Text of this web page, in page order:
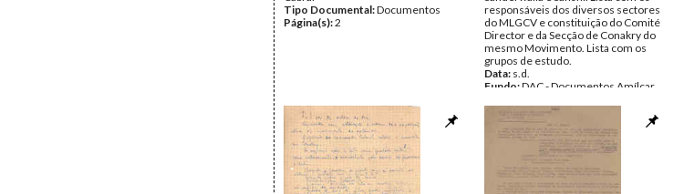
Tipo Documental:Documentos
Página(s):2
responsáveis dos diversos sectores
do MLGCV e constituição do Comité
Director e da Secção de Conakry do
mesmo Movimento. Lista com os
grupos de estudo.
Data: s.d.
Fundo:DAC - Documentos Amílcar
Tipo Documental:
Página(s): 6